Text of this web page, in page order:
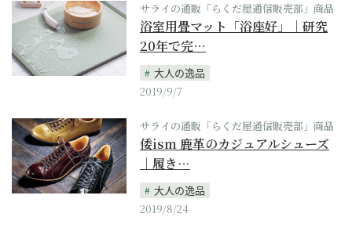
サライの通販「らくだ屋通信販売部」商品
浴室用畳マット「浴座好」｜研究
20年で完…
大人の逸品
2019/9/7
サライの通販「らくだ屋通信販売部」商品
倭ism 鹿革のカジュアルシューズ
｜履き…
大人の逸品
2019/8/24